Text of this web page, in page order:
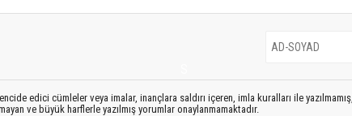
edici cümleler veya imalar, inançlara saldırı içeren, imla kuralları ile yazılmamış,
ve büyük harflerle yazılmış yorumlar onaylanmamaktadır.